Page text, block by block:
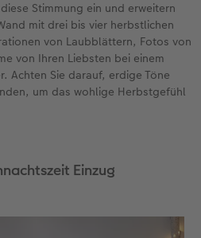
Stimmung ein und erweitern
mit drei bis vier herbstlichen
von Laubblättern, Fotos von
von Ihren Liebsten bei einem
Achten Sie darauf, erdige Töne
um das wohlige Herbstgefühl
Einzug